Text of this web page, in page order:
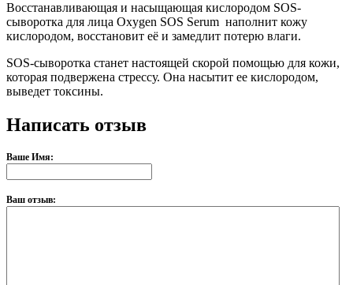
Восстанавливающая и насыщающая кислородом SOS-
сыворотка для лица Oxygen SOS Serum наполнит кожу
кислородом, восстановит её и замедлит потерю влаги.
SOS-сыворотка станет настоящей скорой помощью для кожи,
которая подвержена стрессу. Она насытит ее кислородом,
выведет токсины.
Написать отзыв
Ваше Имя:
Ваш отзыв: